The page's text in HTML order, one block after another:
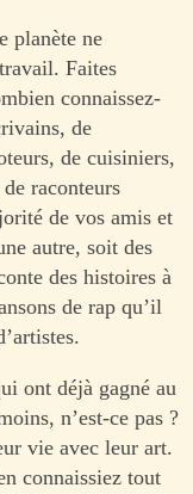
planète ne
Faites
connaissez-
de
de cuisiniers,
raconteurs
de vos amis et
autre, soit des
des histoires à
de rap qu’il
ont déjà gagné au
n’est-ce pas ?
vie avec leur art.
connaissiez tout